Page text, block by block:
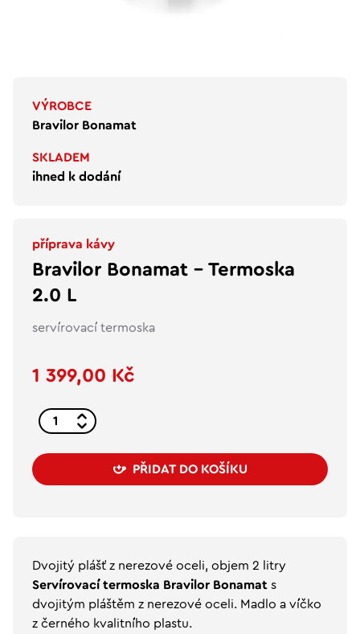
VÝROBCE
Bravilor Bonamat
SKLADEM
ihned k dodání
příprava kávy
Bravilor Bonamat – Termoska
2.0 L
servírovací termoska
1 399,00 Kč
PŘIDAT DO KOŠÍKU
Dvojitý plášť z nerezové oceli, objem 2 litry
Servírovací termoska Bravilor Bonamat s
dvojitým pláštěm z nerezové oceli. Madlo a víčko
z černého kvalitního plastu.